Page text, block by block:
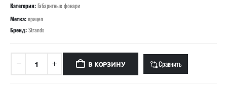
Категория:Габаритные фонари
Метка:прицеп
Бренд:Strands
В КОРЗИНУ Сравнить